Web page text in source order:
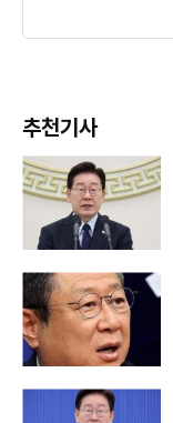
추천기사